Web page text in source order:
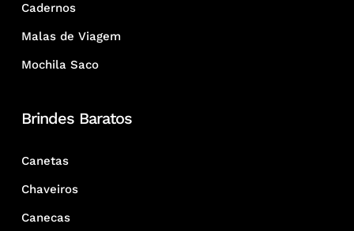
Cadernos
Malas de Viagem
Mochila Saco
Brindes Baratos
Canetas
Chaveiros
Canecas